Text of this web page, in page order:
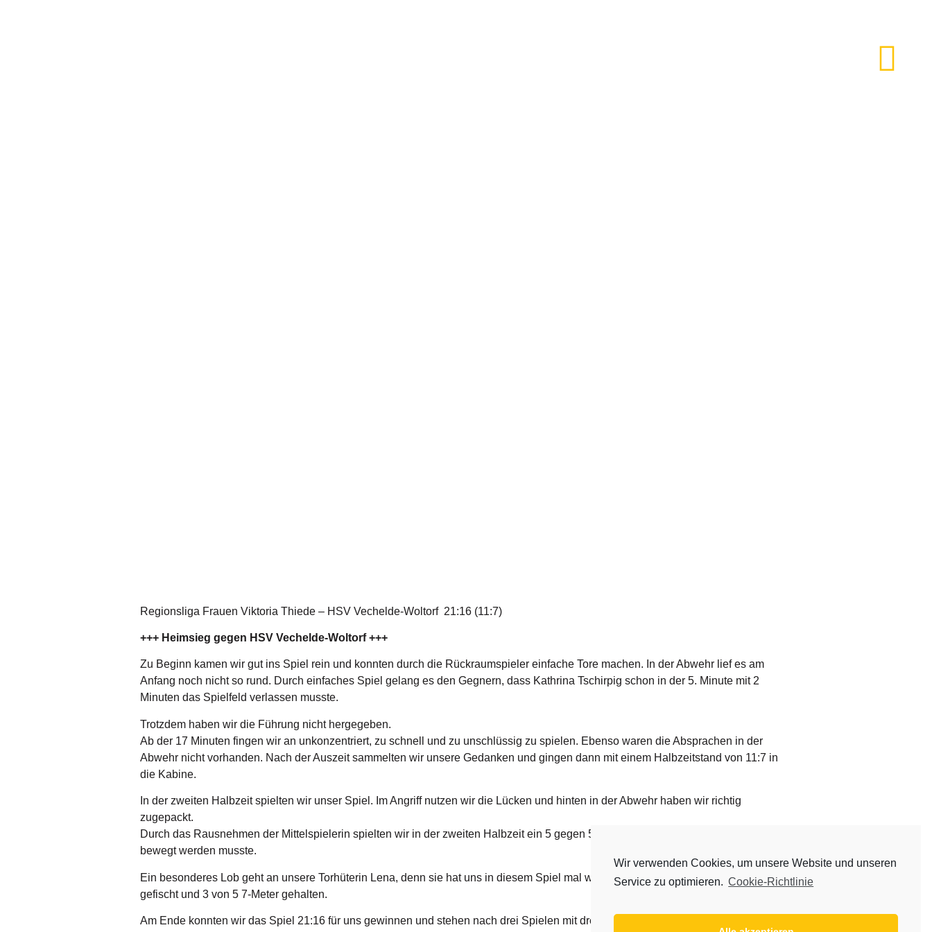
Regionsliga Frauen Viktoria Thiede – HSV Vechelde-Woltorf 21:16 (11:7)
+++ Heimsieg gegen HSV Vechelde-Woltorf +++
Zu Beginn kamen wir gut ins Spiel rein und konnten durch die Rückraumspieler einfache Tore machen. In der Abwehr lief es am
Anfang noch nicht so rund. Durch einfaches Spiel gelang es den Gegnern, dass Kathrina Tschirpig schon in der 5. Minute mit 2
Minuten das Spielfeld verlassen musste.
Trotzdem haben wir die Führung nicht hergegeben.
Ab der 17 Minuten fingen wir an unkonzentriert, zu schnell und zu unschlüssig zu spielen. Ebenso waren die Absprachen in der
Abwehr nicht vorhanden. Nach der Auszeit sammelten wir unsere Gedanken und gingen dann mit einem Halbzeitstand von 11:7 in
die Kabine.
In der zweiten Halbzeit spielten wir unser Spiel. Im Angriff nutzen wir die Lücken und hinten in der Abwehr haben wir richtig
zugepackt.
Durch das Rausnehmen der Mittelspielerin spielten wir in der zweiten Halbzeit ein 5 gegen 5, wodurch sich in der Abwehr viel mehr
bewegt werden musste.
Ein besonderes Lob geht an unsere Torhüterin Lena, denn sie hat uns in diesem Spiel mal wieder viele Bälle aus dem Kasten
gefischt und 3 von 5 7-Meter gehalten.
Am Ende konnten wir das Spiel 21:16 für uns gewinnen und stehen nach drei Spielen mit drei Siegen auf dem ersten Platz.
Wir verwenden Cookies, um unsere Website und unseren
Service zu optimieren. Cookie-Richtlinie